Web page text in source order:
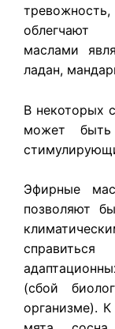
облегчают
маслами
ладан,
В некоторых
может
Эфирные
позволяют
(сбой
организме).